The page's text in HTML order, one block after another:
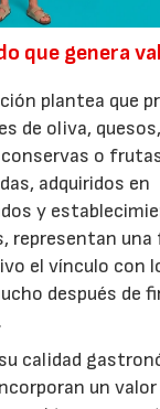
que genera
plantea que
de oliva,
o
adquiridos en
y
representan una
el vínculo con
después de
calidad
un valor